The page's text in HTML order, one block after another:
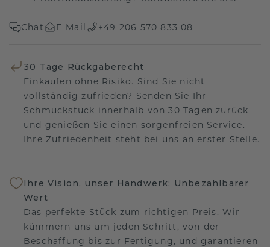
Chat E-Mail +49 206 570 833 08
30 Tage Rückgaberecht
Einkaufen ohne Risiko. Sind Sie nicht
vollständig zufrieden? Senden Sie Ihr
Schmuckstück innerhalb von 30 Tagen zurück
und genießen Sie einen sorgenfreien Service.
Ihre Zufriedenheit steht bei uns an erster Stelle.
Ihre Vision, unser Handwerk: Unbezahlbarer
Wert
Das perfekte Stück zum richtigen Preis. Wir
kümmern uns um jeden Schritt, von der
Beschaffung bis zur Fertigung, und garantieren